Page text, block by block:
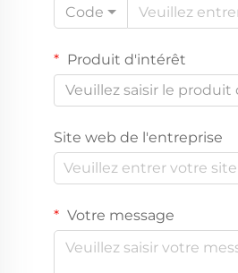
Code
Produit d'intérêt
Veuillez saisir le produit
Site web de l'entreprise
Votre message